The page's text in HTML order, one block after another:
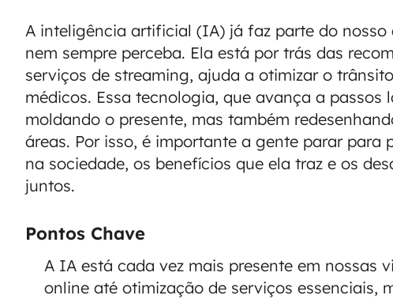
A inteligência artificial (IA) já faz parte do nosso
nem sempre perceba. Ela está por trás das
serviços de streaming, ajuda a otimizar o
médicos. Essa tecnologia, que avança a passos
moldando o presente, mas também
áreas. Por isso, é importante a gente parar para
na sociedade, os benefícios que ela traz e os
juntos.
Pontos Chave
A IA está cada vez mais presente em nossas
online até otimização de serviços essenciais,